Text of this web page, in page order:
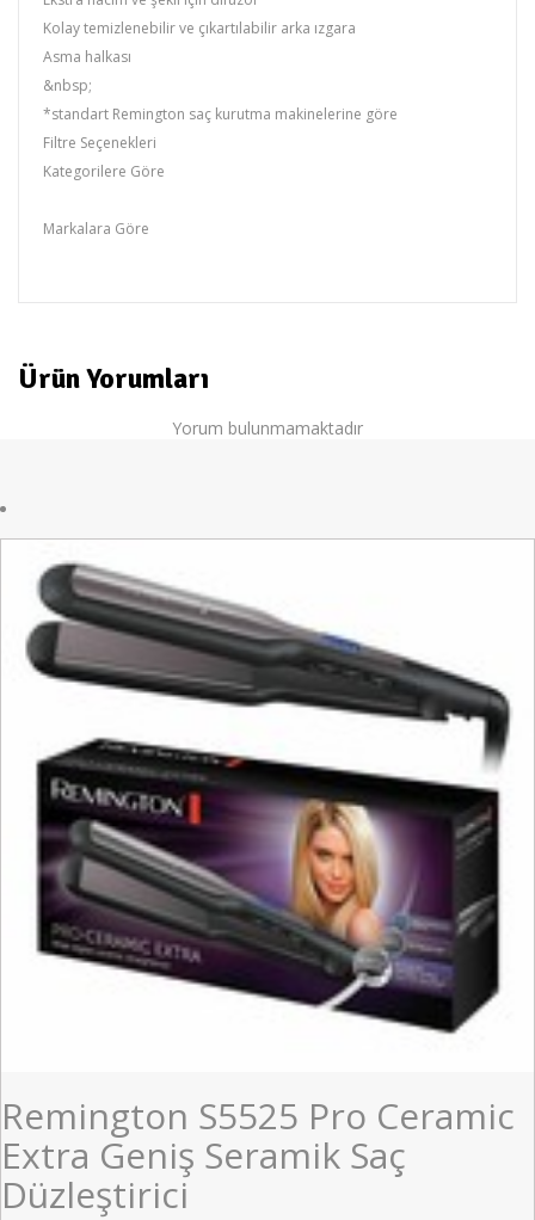
Kolay temizlenebilir ve çıkartılabilir arka ızgara
Asma halkası
&nbsp;
*standart Remington saç kurutma makinelerine göre
Filtre Seçenekleri
Kategorilere Göre
Markalara Göre
Ürün Yorumları
Yorum bulunmamaktadır
Remington S5525 Pro Ceramic
Extra Geniş Seramik Saç
Düzleştirici